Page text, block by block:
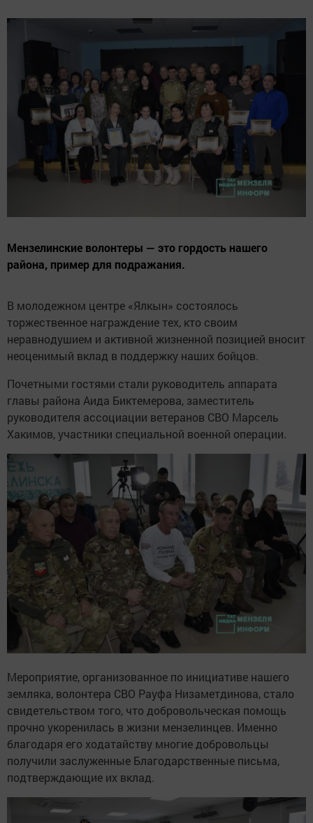
Мензелинские волонтеры — это гордость нашего
района, пример для подражания.
В молодежном центре «Ялкын» состоялось
торжественное награждение тех, кто своим
неравнодушием и активной жизненной позицией вносит
неоценимый вклад в поддержку наших бойцов.
Почетными гостями стали руководитель аппарата
главы района Аида Биктемерова, заместитель
руководителя ассоциации ветеранов СВО Марсель
Хакимов, участники специальной военной операции.
Мероприятие, организованное по инициативе нашего
земляка, волонтера СВО Рауфа Низаметдинова, стало
свидетельством того, что добровольческая помощь
прочно укоренилась в жизни мензелинцев. Именно
благодаря его ходатайству многие добровольцы
получили заслуженные Благодарственные письма,
подтверждающие их вклад.